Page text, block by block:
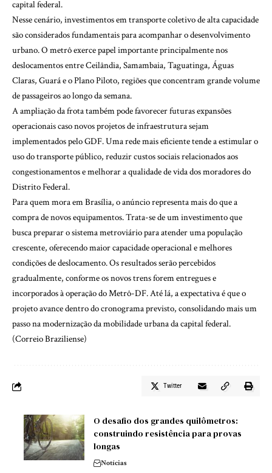
capital federal.
Nesse cenário, investimentos em transporte coletivo de alta capacidade
são considerados fundamentais para acompanhar o desenvolvimento
urbano. O metrô exerce papel importante principalmente nos
deslocamentos entre Ceilândia, Samambaia, Taguatinga, Águas
Claras, Guará e o Plano Piloto, regiões que concentram grande volume
de passageiros ao longo da semana.
A ampliação da frota também pode favorecer futuras expansões
operacionais caso novos projetos de infraestrutura sejam
implementados pelo GDF. Uma rede mais eficiente tende a estimular o
uso do transporte público, reduzir custos sociais relacionados aos
congestionamentos e melhorar a qualidade de vida dos moradores do
Distrito Federal.
Para quem mora em Brasília, o anúncio representa mais do que a
compra de novos equipamentos. Trata-se de um investimento que
busca preparar o sistema metroviário para atender uma população
crescente, oferecendo maior capacidade operacional e melhores
condições de deslocamento. Os resultados serão percebidos
gradualmente, conforme os novos trens forem entregues e
incorporados à operação do Metrô-DF. Até lá, a expectativa é que o
projeto avance dentro do cronograma previsto, consolidando mais um
passo na modernização da mobilidade urbana da capital federal.
(Correio Braziliense)
Twitter
O desafio dos grandes quilômetros:
construindo resistência para provas
longas
Notícias